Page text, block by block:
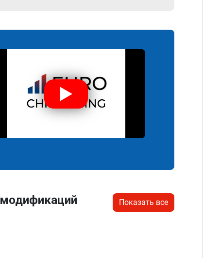
Показать все